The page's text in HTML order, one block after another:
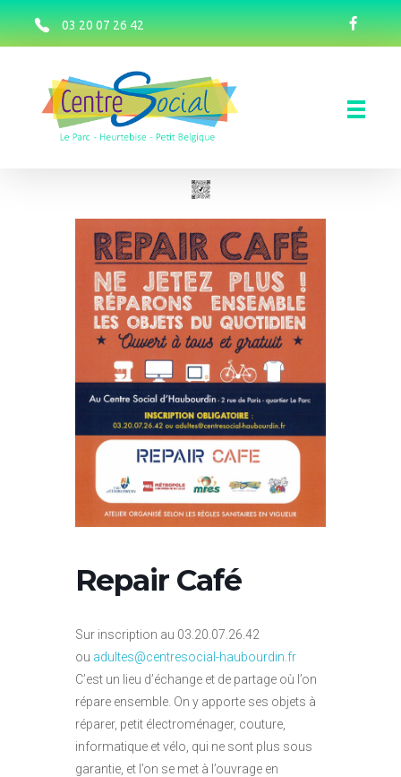
03 20 07 26 42
Repair Café
Sur inscription au 03.20.07.26.42
ou adultes@centresocial-haubourdin.fr
C’est un lieu d’échange et de partage où l’on
répare ensemble. On y apporte ses objets à
réparer, petit électroménager, couture,
informatique et vélo, qui ne sont plus sous
garantie, et l’on se met à l’ouvrage en